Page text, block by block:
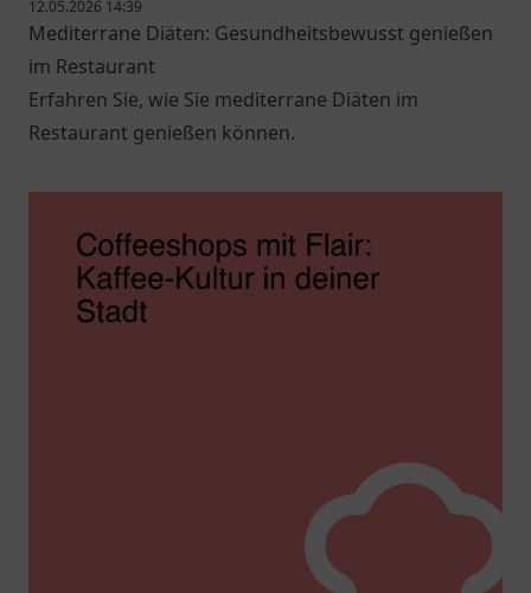
12.05.2026 14:39
Mediterrane Diäten: Gesundheitsbewusst genießen
im Restaurant
Erfahren Sie, wie Sie mediterrane Diäten im
Restaurant genießen können.